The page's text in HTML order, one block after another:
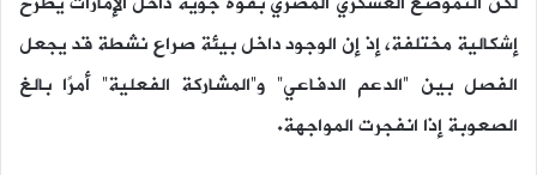
إشكالية مختلفة، إذ إن الوجود داخل بيئة صراع نشطة قد يجعل
الفصل بين “الدعم الدفاعي” و”المشاركة الفعلية” أمرًا بالغ
الصعوبة إذا انفجرت المواجهة.